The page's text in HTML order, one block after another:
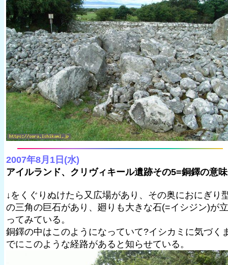
2007年8月1日(水)
アイルランド、クリヴィキール遺跡その5=銅鐸の意味
↓をくぐりぬけたら又広場があり、その奥におにぎり
の三角の巨石があり、廻りも大きな石(=イシジン)が立
ってみている。
銅鐸の中はこのようになっていて?イシカミに気づく
でにこのような経路があると知らせている。